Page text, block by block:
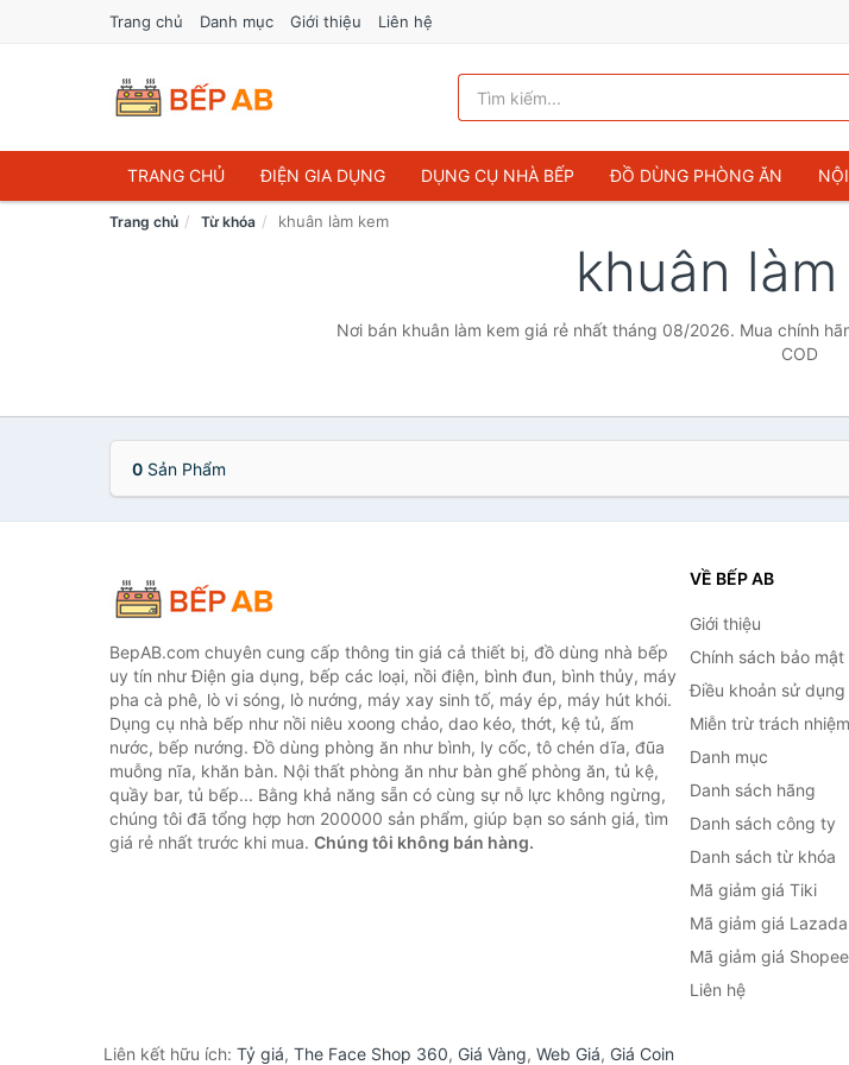
Trang chủ Danh mục Giới thiệu Liên hệ
TRANG CHỦ ĐIỆN GIA DỤNG DỤNG CỤ NHÀ BẾP ĐỒ DÙNG PHÒNG ĂN
Trang chủ Từ khóa khuân làm kem
khuân
Nơi bán khuân làm kem giá rẻ nhất tháng 08/2026. Mua chính
COD
0 Sản Phẩm
BepAB.com chuyên cung cấp thông tin giá cả thiết bị, đồ dùng nhà bếp
uy tín như Điện gia dụng, bếp các loại, nồi điện, bình đun, bình thủy, máy
pha cà phê, lò vi sóng, lò nướng, máy xay sinh tố, máy ép, máy hút khói.
Dụng cụ nhà bếp như nồi niêu xoong chảo, dao kéo, thớt, kệ tủ, ấm
nước, bếp nướng. Đồ dùng phòng ăn như bình, ly cốc, tô chén dĩa, đũa
muỗng nĩa, khăn bàn. Nội thất phòng ăn như bàn ghế phòng ăn, tủ kệ,
quầy bar, tủ bếp... Bằng khả năng sẵn có cùng sự nỗ lực không ngừng,
chúng tôi đã tổng hợp hơn 200000 sản phẩm, giúp bạn so sánh giá, tìm
giá rẻ nhất trước khi mua. Chúng tôi không bán hàng.
VỀ BẾP AB
Giới thiệu
Chính sách bảo mật
Điều khoản sử dụng
Miễn trừ trách nhiệm
Danh mục
Danh sách hãng
Danh sách công ty
Danh sách từ khóa
Mã giảm giá Tiki
Mã giảm giá Lazada
Mã giảm giá Shopee
Liên hệ
Liên kết hữu ích: Tỷ giá, The Face Shop 360, Giá Vàng, Web Giá, Giá Coin